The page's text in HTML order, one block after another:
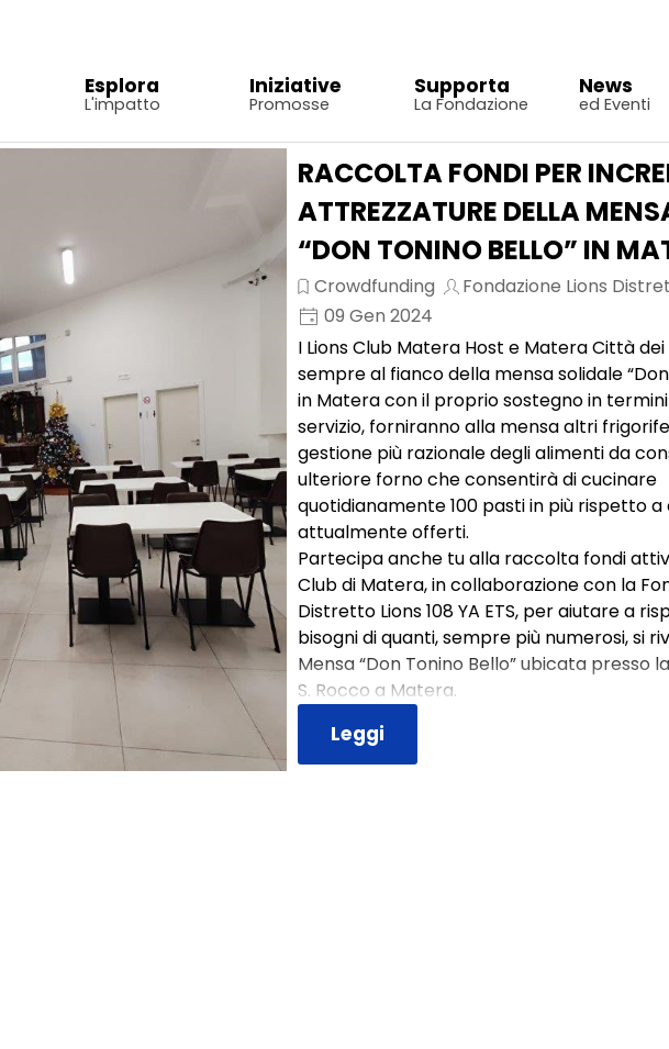
Esplora Iniziative Supporta News
Salta menù
L'impatto Promosse La Fondazione ed Eventi
RACCOLTA FONDI PER
ATTREZZATURE DELLA
“DON TONINO BELLO” IN
Crowdfunding
Fondazione Lions
09 Gen 2024
I Lions Club Matera Host e Matera Città dei
sempre al fianco della mensa solidale
in Matera con il proprio sostegno in
servizio, forniranno alla mensa altri
gestione più razionale degli alimenti da
ulteriore forno che consentirà di cucinare
quotidianamente 100 pasti in più rispetto a
attualmente offerti.
Partecipa anche tu alla raccolta fondi
Club di Matera, in collaborazione con la
Distretto Lions 108 YA ETS, per aiutare a
bisogni di quanti, sempre più numerosi, si
Mensa “Don Tonino Bello” ubicata presso
S. Rocco a Matera.
Leggi